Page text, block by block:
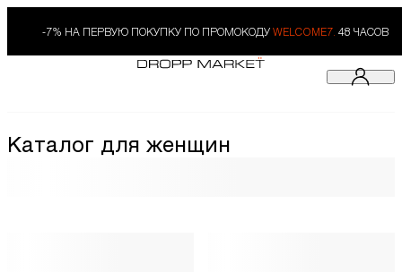
-7% НА ПЕРВУЮ ПОКУПКУ ПО ПРОМОКОДУ WELCOME7. 48 ЧАСОВ
Каталог для женщин